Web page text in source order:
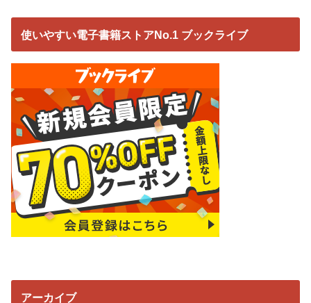
使いやすい電子書籍ストアNo.1 ブックライブ
アーカイブ